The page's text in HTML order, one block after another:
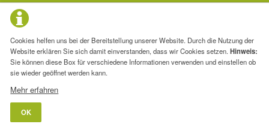
Cookies helfen uns bei der Bereitstellung unserer Website. Durch die Nutzung der
Website erklären Sie sich damit einverstanden, dass wir Cookies setzen.Hinweis:
Sie können diese Box für verschiedene Informationen verwenden und einstellen ob
sie wieder geöffnet werden kann.
Mehr erfahren
OK